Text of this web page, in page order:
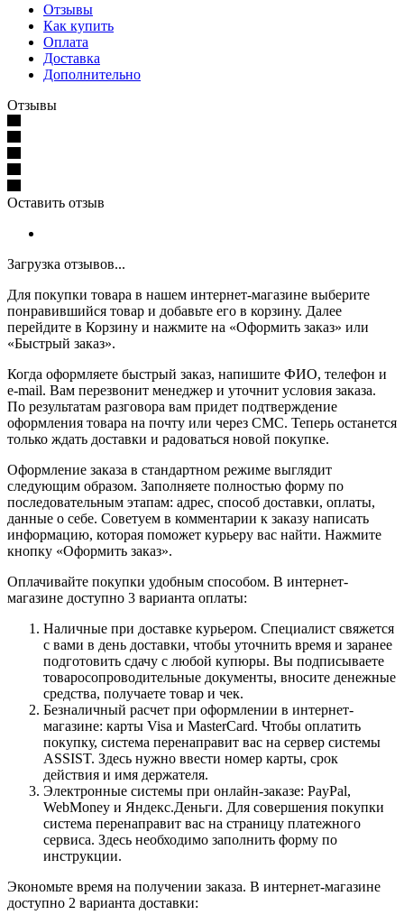
Отзывы
Как купить
Оплата
Доставка
Дополнительно
Отзывы
Оставить отзыв
Загрузка отзывов...
Для покупки товара в нашем интернет-магазине выберите
понравившийся товар и добавьте его в корзину. Далее
перейдите в Корзину и нажмите на «Оформить заказ» или
«Быстрый заказ».
Когда оформляете быстрый заказ, напишите ФИО, телефон и
e-mail. Вам перезвонит менеджер и уточнит условия заказа.
По результатам разговора вам придет подтверждение
оформления товара на почту или через СМС. Теперь останется
только ждать доставки и радоваться новой покупке.
Оформление заказа в стандартном режиме выглядит
следующим образом. Заполняете полностью форму по
последовательным этапам: адрес, способ доставки, оплаты,
данные о себе. Советуем в комментарии к заказу написать
информацию, которая поможет курьеру вас найти. Нажмите
кнопку «Оформить заказ».
Оплачивайте покупки удобным способом. В интернет-
магазине доступно 3 варианта оплаты:
Наличные при доставке курьером. Специалист свяжется
с вами в день доставки, чтобы уточнить время и заранее
подготовить сдачу с любой купюры. Вы подписываете
товаросопроводительные документы, вносите денежные
средства, получаете товар и чек.
Безналичный расчет при оформлении в интернет-
магазине: карты Visa и MasterCard. Чтобы оплатить
покупку, система перенаправит вас на сервер системы
ASSIST. Здесь нужно ввести номер карты, срок
действия и имя держателя.
Электронные системы при онлайн-заказе: PayPal,
WebMoney и Яндекс.Деньги. Для совершения покупки
система перенаправит вас на страницу платежного
сервиса. Здесь необходимо заполнить форму по
инструкции.
Экономьте время на получении заказа. В интернет-магазине
доступно 2 варианта доставки: